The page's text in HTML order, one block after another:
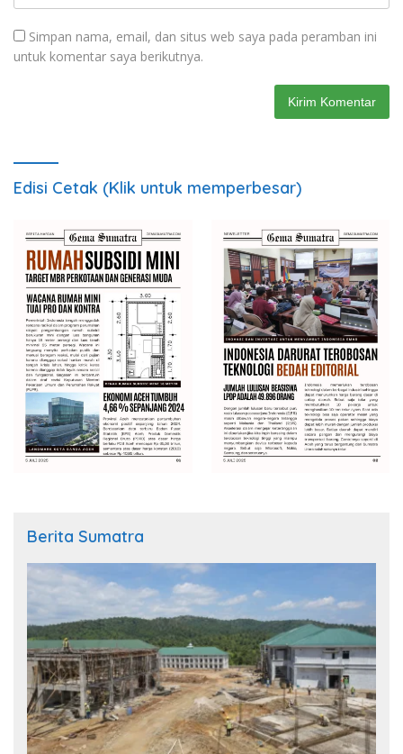
Simpan nama, email, dan situs web saya pada peramban ini
untuk komentar saya berikutnya.
Edisi Cetak (Klik untuk memperbesar)
Berita Sumatra